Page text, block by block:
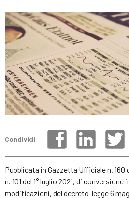
Condividi
Pubblicata in Gazzetta Ufficiale n. 160
n. 101 del 1° luglio 2021, di conversione
modificazioni, del decreto-legge 6